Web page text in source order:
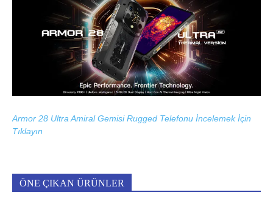
Armor 28 Ultra Amiral Gemisi Rugged Telefonu İncelemek İçin
Tıklayın
ÖNE ÇIKAN ÜRÜNLER